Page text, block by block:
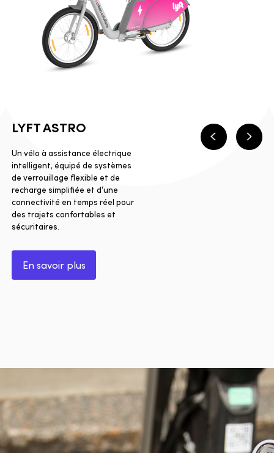
Précédent
LYFT ASTRO
Un vélo à assistance électrique
intelligent, équipé de systèmes
de verrouillage flexible et de
recharge simplifiée et d’une
connectivité en temps réel pour
des trajets confortables et
sécuritaires.
En savoir plus